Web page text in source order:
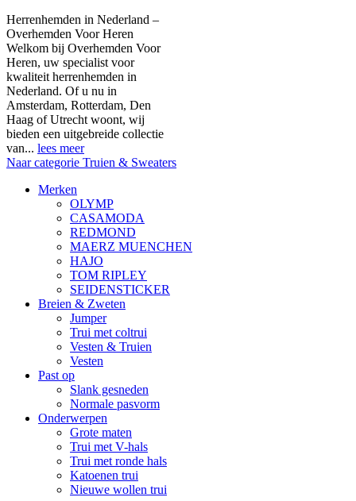
Herrenhemden in Nederland –
Overhemden Voor Heren
Welkom bij Overhemden Voor
Heren, uw specialist voor
kwaliteit herrenhemden in
Nederland. Of u nu in
Amsterdam, Rotterdam, Den
Haag of Utrecht woont, wij
bieden een uitgebreide collectie
van... lees meer
Naar categorie Truien & Sweaters
Merken
OLYMP
CASAMODA
REDMOND
MAERZ MUENCHEN
HAJO
TOM RIPLEY
SEIDENSTICKER
Breien & Zweten
Jumper
Trui met coltrui
Vesten & Truien
Vesten
Past op
Slank gesneden
Normale pasvorm
Onderwerpen
Grote maten
Trui met V-hals
Trui met ronde hals
Katoenen trui
Nieuwe wollen trui